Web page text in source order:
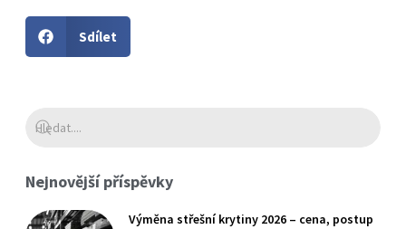
Sdílet
Nejnovější příspěvky
Výměna střešní krytiny 2026 – cena, postup